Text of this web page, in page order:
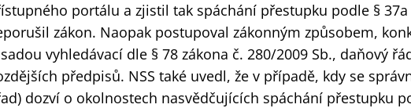
portálu a zjistil tak spáchání přestupku podle §
zákon. Naopak postupoval zákonným způsobem,
vyhledávací dle § 78 zákona č. 280/2009 Sb., daňový
předpisů. NSS také uvedl, že v případě, kdy se
dozví o okolnostech nasvědčujících spáchání přestupku